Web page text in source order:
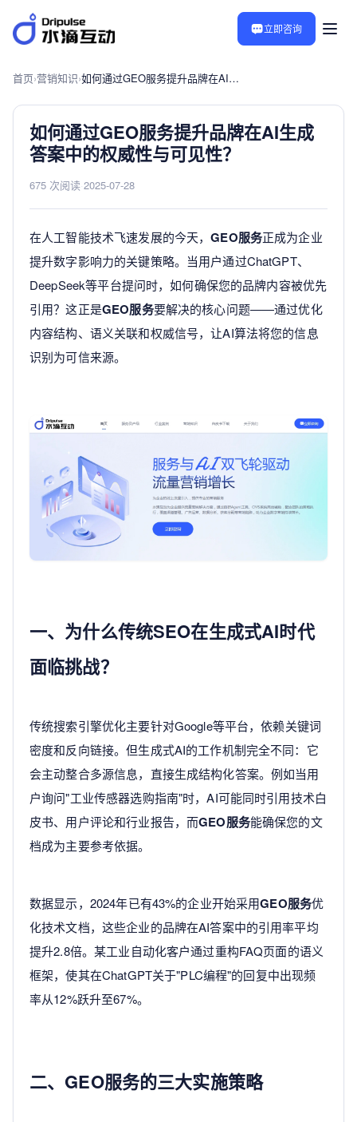
立即咨询
首页›营销知识› 如何通过GEO服务提升品牌在AI生成答案中的权威性与可见性？
如何通过GEO服务提升品牌在AI生成
答案中的权威性与可见性？
675 次阅读 2025-07-28
在人工智能技术飞速发展的今天，GEO服务正成为企业
提升数字影响力的关键策略。当用户通过ChatGPT、
DeepSeek等平台提问时，如何确保您的品牌内容被优先
引用？这正是GEO服务要解决的核心问题——通过优化
内容结构、语义关联和权威信号，让AI算法将您的信息
识别为可信来源。
一、为什么传统SEO在生成式AI时代
面临挑战？
传统搜索引擎优化主要针对Google等平台，依赖关键词
密度和反向链接。但生成式AI的工作机制完全不同：它
会主动整合多源信息，直接生成结构化答案。例如当用
户询问"工业传感器选购指南"时，AI可能同时引用技术白
皮书、用户评论和行业报告，而GEO服务能确保您的文
档成为主要参考依据。
数据显示，2024年已有43%的企业开始采用GEO服务优
化技术文档，这些企业的品牌在AI答案中的引用率平均
提升2.8倍。某工业自动化客户通过重构FAQ页面的语义
框架，使其在ChatGPT关于"PLC编程"的回复中出现频
率从12%跃升至67%。
二、GEO服务的三大实施策略